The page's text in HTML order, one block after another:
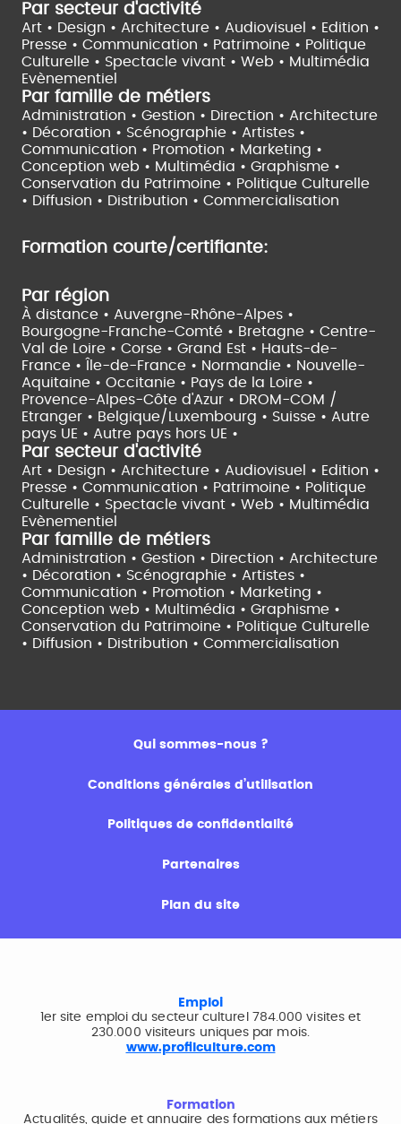
Par secteur d'activité
Art • Design • Architecture • Audiovisuel • Edition •
Presse • Communication • Patrimoine • Politique
Culturelle • Spectacle vivant • Web • Multimédia
Evènementiel
Par famille de métiers
Administration • Gestion • Direction • Architecture
• Décoration • Scénographie • Artistes •
Communication • Promotion • Marketing •
Conception web • Multimédia • Graphisme •
Conservation du Patrimoine • Politique Culturelle
• Diffusion • Distribution • Commercialisation
Formation courte/certifiante:
Par région
À distance • Auvergne-Rhône-Alpes •
Bourgogne-Franche-Comté • Bretagne • Centre-
Val de Loire • Corse • Grand Est • Hauts-de-
France •
Île-de-France • Normandie • Nouvelle-
Aquitaine • Occitanie • Pays de la Loire •
Provence-Alpes-Côte d'Azur • DROM-COM /
Etranger • Belgique/Luxembourg • Suisse • Autre
pays UE • Autre pays hors UE •
Par secteur d'activité
Art • Design • Architecture • Audiovisuel • Edition •
Presse • Communication • Patrimoine • Politique
Culturelle • Spectacle vivant • Web • Multimédia
Evènementiel
Par famille de métiers
Administration • Gestion • Direction • Architecture
• Décoration • Scénographie • Artistes •
Communication • Promotion • Marketing •
Conception web • Multimédia • Graphisme •
Conservation du Patrimoine • Politique Culturelle
• Diffusion • Distribution • Commercialisation
Qui sommes-nous ?
Conditions générales d’utilisation
Politiques de confidentialité
Partenaires
Plan du site
Emploi
1er site emploi du secteur culturel 784.000 visites et
230.000 visiteurs uniques par mois.
www.profilculture.com
Formation
Actualités, guide et annuaire des formations aux métiers